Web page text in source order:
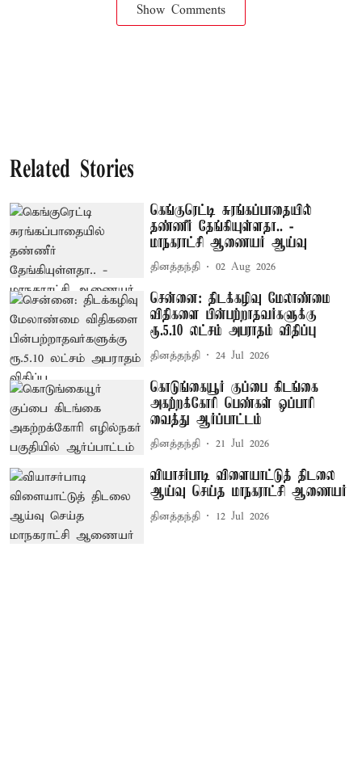
Show Comments
Related Stories
கெங்குரெட்டி சுரங்கப்பாதையில்
தண்ணீர் தேங்கியுள்ளதா.. -
மாநகராட்சி ஆணையர் ஆய்வு
தினத்தந்தி 02 Aug 2026
சென்னை: திடக்கழிவு மேலாண்மை
விதிகளை பின்பற்றாதவர்களுக்கு
ரூ.5.10 லட்சம் அபராதம் விதிப்பு
தினத்தந்தி 24 Jul 2026
கொடுங்கையூர் குப்பை கிடங்கை
அகற்றக்கோரி பெண்கள் ஒப்பாரி
வைத்து ஆர்ப்பாட்டம்
தினத்தந்தி 21 Jul 2026
வியாசர்பாடி விளையாட்டுத் திடலை
ஆய்வு செய்த மாநகராட்சி ஆணையர்
தினத்தந்தி 12 Jul 2026